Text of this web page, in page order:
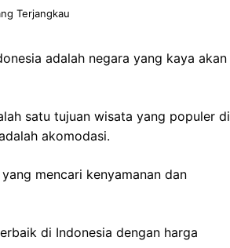
Terjangkau
adalah negara yang kaya akan
satu tujuan wisata yang populer di
akomodasi.
mencari kenyamanan dan
di Indonesia dengan harga